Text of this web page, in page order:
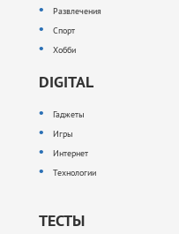
Развлечения
Спорт
Хобби
DIGITAL
Гаджеты
Игры
Интернет
Технологии
ТЕСТЫ